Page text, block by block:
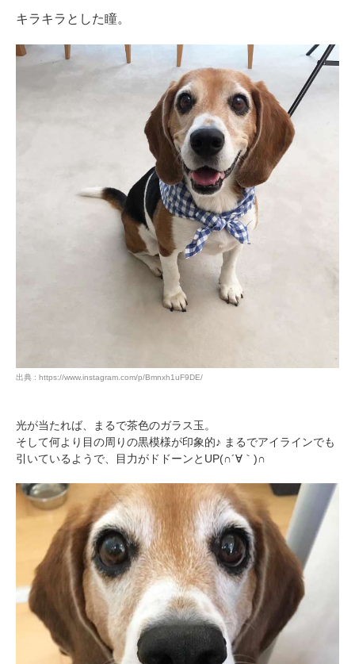
キラキラとした瞳。
出典 : https://www.instagram.com/p/Bmnxh1uF9DE/
光が当たれば、まるで茶色のガラス玉。
そして何より目の周りの黒模様が印象的♪ まるでアイラインでも
引いているようで、目力がドドーンとUP(∩´∀｀)∩